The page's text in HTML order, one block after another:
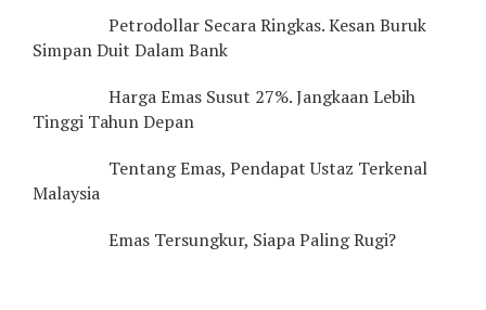
Petrodollar Secara Ringkas. Kesan Buruk
Simpan Duit Dalam Bank
Harga Emas Susut 27%. Jangkaan Lebih
Tinggi Tahun Depan
Tentang Emas, Pendapat Ustaz Terkenal
Malaysia
Emas Tersungkur, Siapa Paling Rugi?